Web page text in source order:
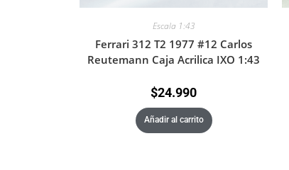
Escala 1:43
Ferrari 312 T2 1977 #12 Carlos
Reutemann Caja Acrilica IXO 1:43
$24.990
Añadir al carrito